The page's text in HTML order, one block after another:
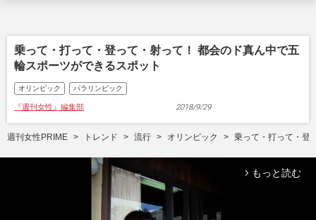
乗って・打って・登って・射って！ 都会のド真ん中で五
輪スポーツができるスポット
オリンピック パラリンピック
『週刊女性』編集部 2018/9/29
週刊女性PRIME トレンド 流行 オリンピック 乗って・打って・登
arrow_forward_ios もっと読む